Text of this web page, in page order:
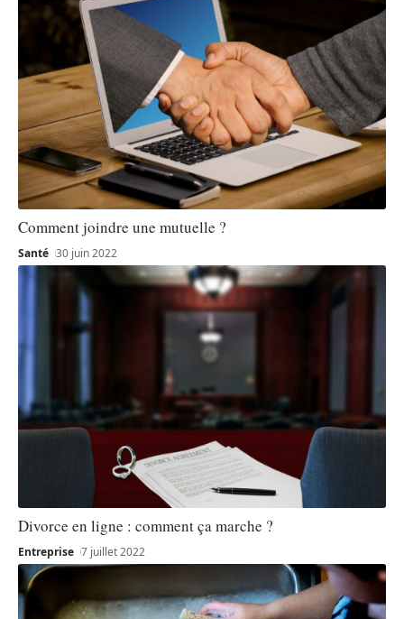
Comment joindre une mutuelle ?
Santé 30 juin 2022
Divorce en ligne : comment ça marche ?
Entreprise 7 juillet 2022